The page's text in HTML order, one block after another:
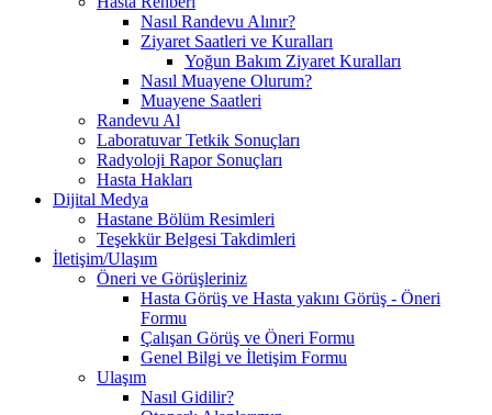
Nasıl Randevu Alınır?
Ziyaret Saatleri ve Kuralları
Yoğun Bakım Ziyaret Kuralları
Nasıl Muayene Olurum?
Muayene Saatleri
Randevu Al
Laboratuvar Tetkik Sonuçları
Radyoloji Rapor Sonuçları
Hasta Hakları
Dijital Medya
Hastane Bölüm Resimleri
Teşekkür Belgesi Takdimleri
İletişim/Ulaşım
Öneri ve Görüşleriniz
Hasta Görüş ve Hasta yakını Görüş - Öneri
Formu
Çalışan Görüş ve Öneri Formu
Genel Bilgi ve İletişim Formu
Ulaşım
Nasıl Gidilir?